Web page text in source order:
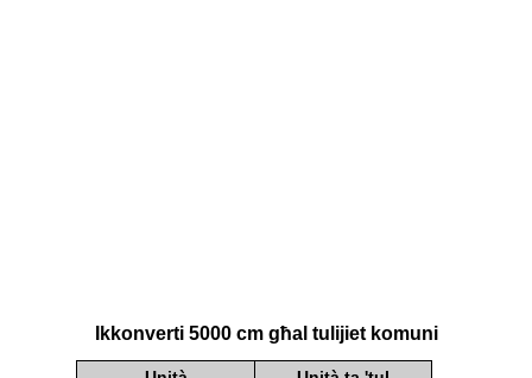
Ikkonverti 5000 cm għal tulijiet komuni